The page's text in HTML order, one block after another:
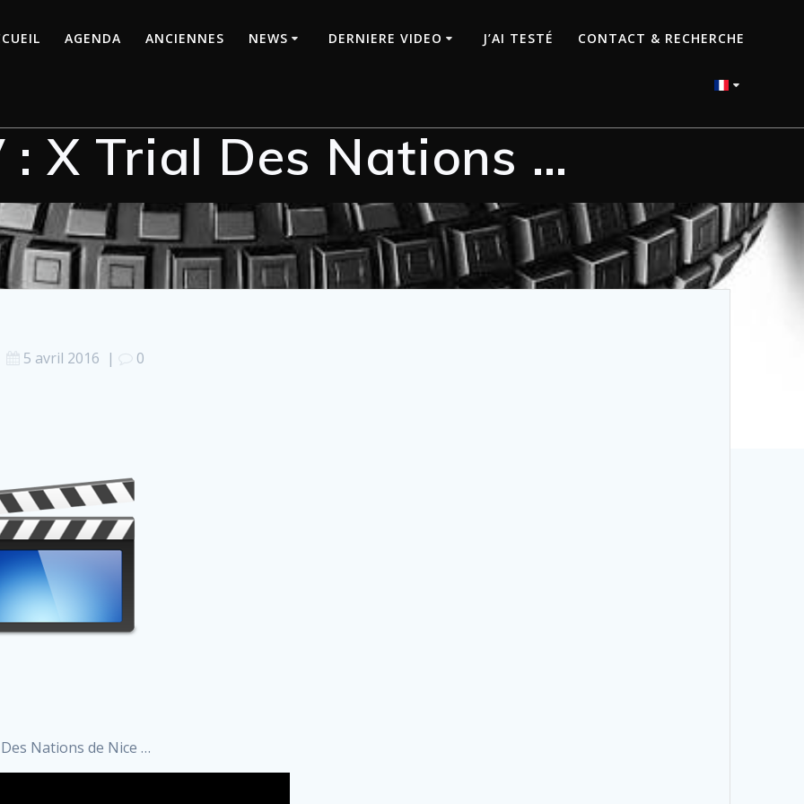
AGENDA ANCIENNES NEWS DERNIERE VIDEO J’AI TESTÉ CONTACT & RECHERCHE
: X Trial Des Nations …
5 avril 2016 | 0
Nations de Nice …